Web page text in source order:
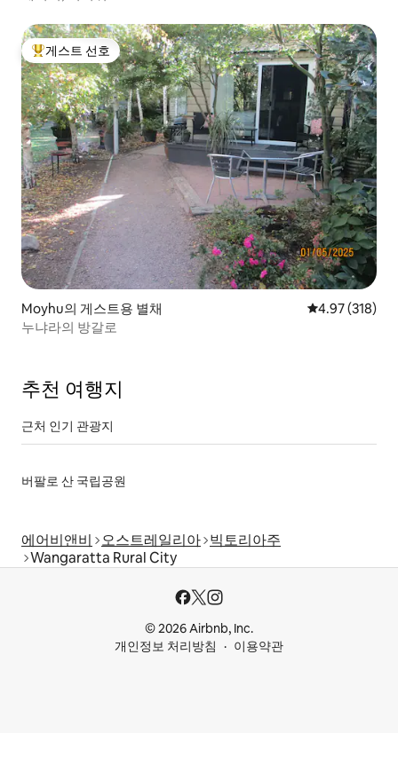
상위 게스트 선호
게스트 선호
Moyhu의 게스트용 별채 평점 4.97점(5
4.97 (318)
누냐라의 방갈로
추천 여행지
근처 인기 관광지
버팔로 산 국립공원
에어비앤비 오스트레일리아 빅토리아주
Wangaratta Rural City
© 2026 Airbnb, Inc.
개인정보 처리방침
이용약관